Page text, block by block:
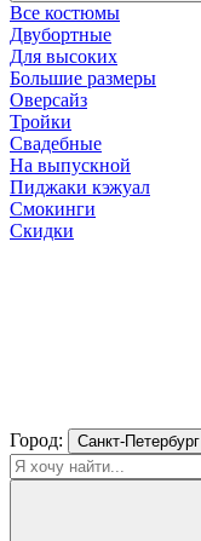
Все костюмы
Двубортные
Для высоких
Большие размеры
Оверсайз
Тройки
Свадебные
На выпускной
Пиджаки кэжуал
Смокинги
Скидки
Город: Санкт-Петербург